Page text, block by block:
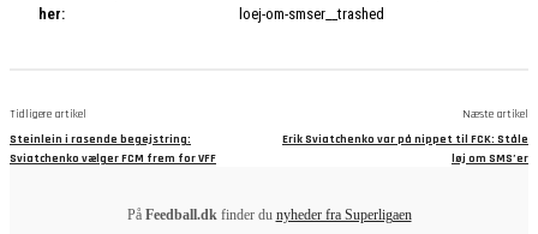
her:
loej-om-smser__trashed
Tidligere artikel
Steinlein i rasende begejstring:
Sviatchenko vælger FCM frem for VFF
Næste artikel
Erik Sviatchenko var på nippet til FCK: Ståle
løj om SMS’er
På Feedball.dkfinder du nyheder fra Superligaen